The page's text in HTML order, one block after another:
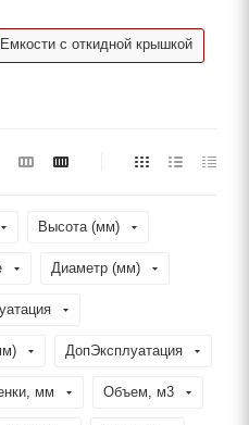
Емкости с откидной крышкой
Высота (мм)
Диаметр (мм)
ДопЭксплуатация
мм Объем, м3